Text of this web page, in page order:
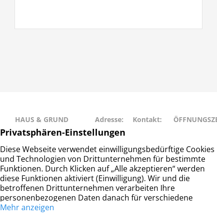
HAUS & GRUND
RAHLSTEDT
Haus- und
Grundeigentümerverein
Hamburg-Rahlstedt e.V.
Adresse:
Schweriner
Str. 27
22143
Hamburg
Kontakt:
– 677 88 66
info@hug-
rahlstedt.de
• Freitag:
14:00
Dienstag •
Donnerstag:
– 18:00